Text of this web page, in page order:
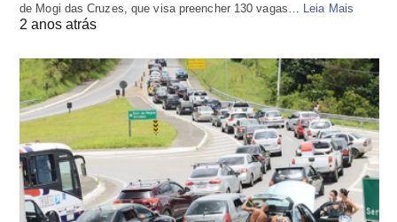
de Mogi das Cruzes, que visa preencher 130 vagas… Leia Mais
2 anos atrás